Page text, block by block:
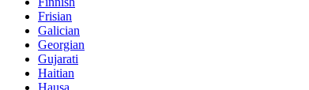
Frisian
Galician
Georgian
Gujarati
Haitian